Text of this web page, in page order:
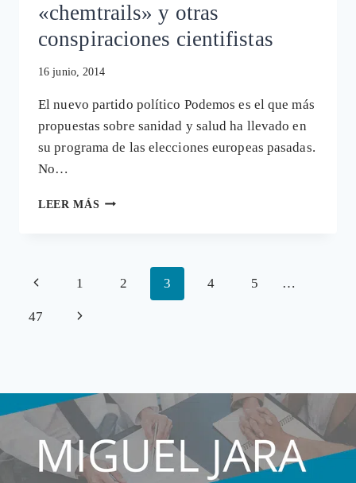
«chemtrails» y otras
conspiraciones cientifistas
16 junio, 2014
El nuevo partido político Podemos es el que más
propuestas sobre sanidad y salud ha llevado en
su programa de las elecciones europeas pasadas.
No…
LEER MÁS PODEMOS,
«ANTIVACUNAS»,
LOS
«CHEMTRAILS»
Navegación
de
Página
anterior
1 2 3 4 5 …
47
Siguiente